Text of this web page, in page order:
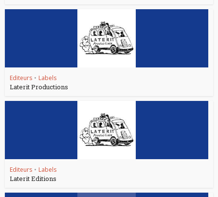
Editeurs • Labels
Laterit Productions
Editeurs • Labels
Laterit Editions